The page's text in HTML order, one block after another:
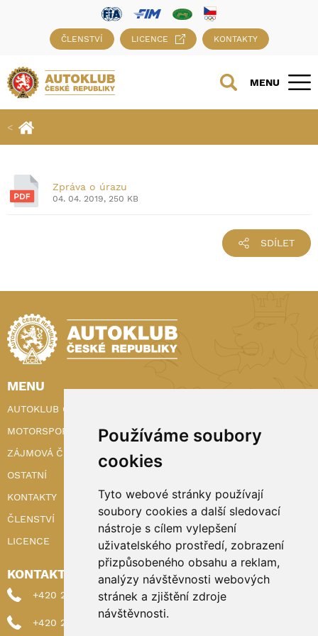
Používáme soubory
cookies
Tyto webové stránky používají
soubory cookies a další sledovací
nástroje s cílem vylepšení
uživatelského prostředí, zobrazení
přizpůsobeného obsahu a reklam,
analýzy návštěvnosti webových
stránek a zjištění zdroje
návštěvnosti.
ČLENSTVÍ LICENCE KONTAKTY
MENU
Zpráva o úrazu
04. 04. 2019, 250 KB
SDÍLET
MENU
AUTOKLUB ČR
MOTORSPORT
ZÁJMOVÁ ČINNOST
OSTATNÍ
KONTAKTY
ČLENSTVÍ
LICENCE
KONTAKTY
+420 222 898 224 (sekretariat)
+420 222 898 221 (členství)